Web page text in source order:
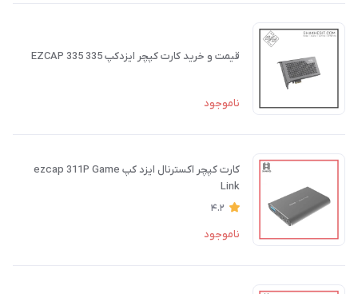
قیمت و خرید کارت کپچر ایزدکپ 335 EZCAP 335
ناموجود
کارت کپچر اکسترنال ایزد کپ ezcap 311P Game
Link
4.2
ناموجود